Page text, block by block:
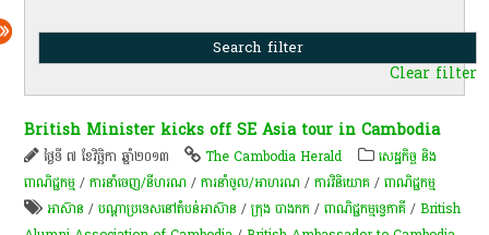
Clear filter
British Minister kicks off SE Asia tour in Cambodia
ថ្ងៃទី ៧ ខែវិច្ឆិកា ឆ្នាំ២០១៣ The Cambodia Herald
សេដ្ឋកិច្ច និង
ពាណិជ្ជកម្ម /ការនាំចេញ/នីហរណ /ការនាំចូល/អាហរណ /ការវិនិយោគ /ពាណិជ្ជកម្ម
អាស៊ាន /បណ្តា​​ប្រទេស​​នៅ​តំបន់​​អាស៊ាន​ /ក្រុង បាងកក /ពាណិជ្ជកម្ម​ទ្វេ​ភាគី​ /British